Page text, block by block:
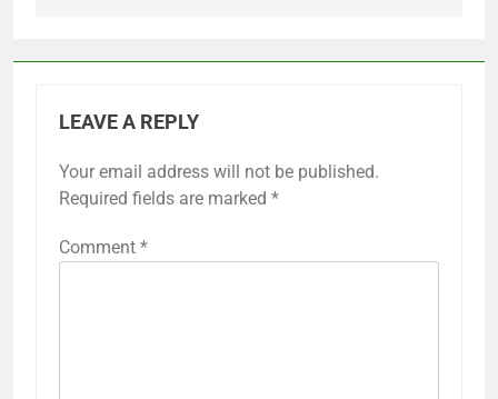
LEAVE A REPLY
Your email address will not be published.
Required fields are marked *
Comment *